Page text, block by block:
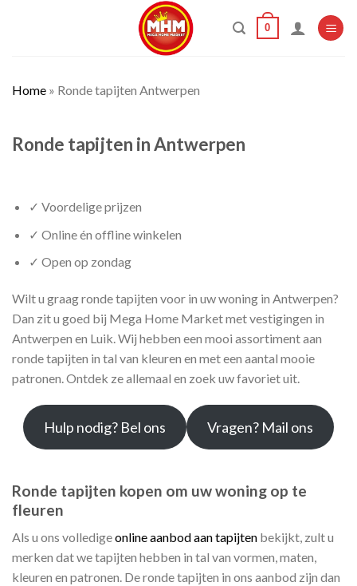
0
Home » Ronde tapijten Antwerpen
Ronde tapijten in Antwerpen
✓ Voordelige prijzen
✓ Online én offline winkelen
✓ Open op zondag
Wilt u graag ronde tapijten voor in uw woning in Antwerpen?
Dan zit u goed bij Mega Home Market met vestigingen in
Antwerpen en Luik. Wij hebben een mooi assortiment aan
ronde tapijten in tal van kleuren en met een aantal mooie
patronen. Ontdek ze allemaal en zoek uw favoriet uit.
Hulp nodig? Bel ons Vragen? Mail ons
Ronde tapijten kopen om uw woning op te
fleuren
Als u ons volledigeonline aanbod aan tapijten bekijkt, zult u
merken dat we tapijten hebben in tal van vormen, maten,
kleuren en patronen. De ronde tapijten in ons aanbod zijn dan